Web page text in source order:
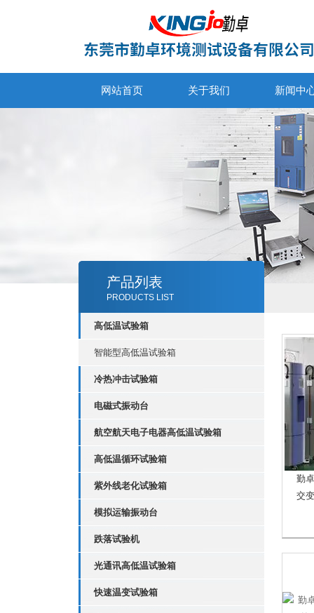
网站首页 关于我们 新闻中
产品列表
PRODUCTS LIST
高低温试验箱
智能型高低温试验箱
冷热冲击试验箱
电磁式振动台
航空航天电子电器高低温试验箱
高低温循环试验箱
紫外线老化试验箱
模拟运输振动台
跌落试验机
光通讯高低温试验箱
快速温变试验箱
勤
交